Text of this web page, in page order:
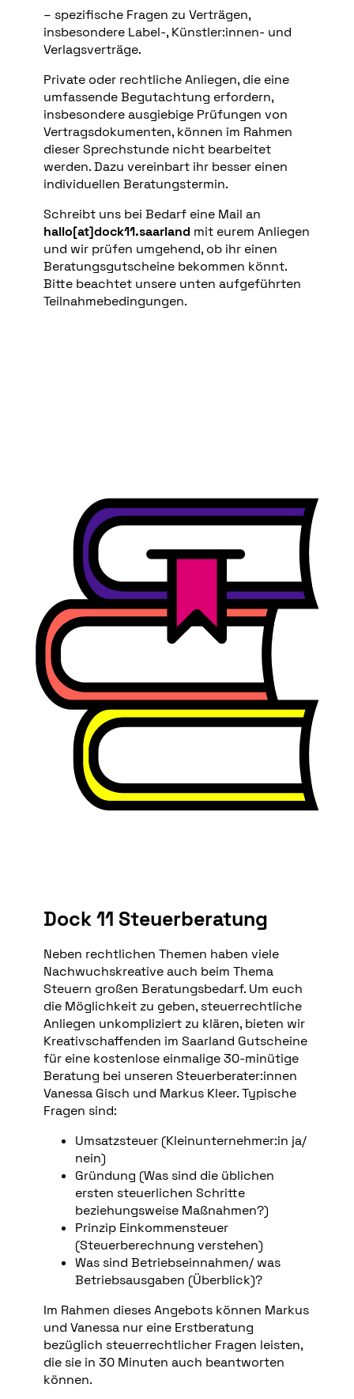
– spezifische Fragen zu Verträgen,
insbesondere Label-, Künstler:innen- und
Verlagsverträge.
Private oder rechtliche Anliegen, die eine
umfassende Begutachtung erfordern,
insbesondere ausgiebige Prüfungen von
Vertragsdokumenten, können im Rahmen
dieser Sprechstunde nicht bearbeitet
werden. Dazu vereinbart ihr besser einen
individuellen Beratungstermin.
Schreibt uns bei Bedarf eine Mail an
hallo[at]dock11.saarlandmit eurem Anliegen
und wir prüfen umgehend, ob ihr einen
Beratungsgutscheine bekommen könnt.
Bitte beachtet unsere unten aufgeführten
Teilnahmebedingungen.
Dock 11 Steuerberatung
Neben rechtlichen Themen haben viele
Nachwuchskreative auch beim Thema
Steuern großen Beratungsbedarf. Um euch
die Möglichkeit zu geben, steuerrechtliche
Anliegen unkompliziert zu klären, bieten wir
Kreativschaffenden im Saarland Gutscheine
für eine kostenlose einmalige 30-minütige
Beratung bei unseren Steuerberater:innen
Vanessa Gisch und Markus Kleer. Typische
Fragen sind:
Umsatzsteuer (Kleinunternehmer:in ja/
nein)
Gründung (Was sind die üblichen
ersten steuerlichen Schritte
beziehungsweise Maßnahmen?)
Prinzip Einkommensteuer
(Steuerberechnung verstehen)
Was sind Betriebseinnahmen/ was
Betriebsausgaben (Überblick)?
Im Rahmen dieses Angebots können Markus
und Vanessa nur eine Erstberatung
bezüglich steuerrechtlicher Fragen leisten,
die sie in 30 Minuten auch beantworten
können.